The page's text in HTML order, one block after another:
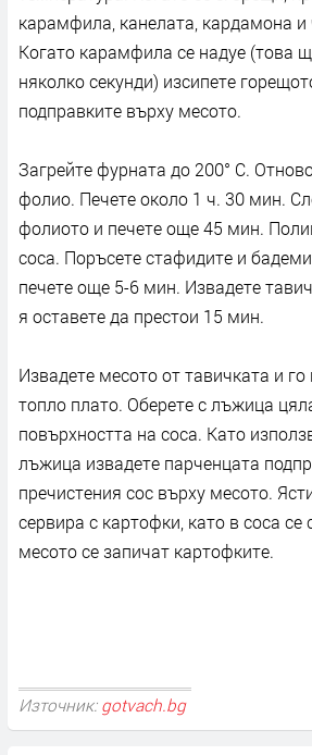
карамфила, канелата, кардамона и
Когато карамфила се надуе (това
няколко секунди) изсипете
подправките върху месото.
Загрейте фурната до 200° С.
фолио. Печете около 1 ч. 30 мин.
фолиото и печете още 45 мин.
соса. Поръсете стафидите и
печете още 5-6 мин. Извадете
я оставете да престои 15 мин.
Извадете месото от тавичката и го
топло плато. Оберете с лъжица
повърхността на соса. Като
лъжица извадете парченцата
пречистения сос върху месото.
сервира с картофки, като в соса
месото се запичат картофките.
Източник: gotvach.bg